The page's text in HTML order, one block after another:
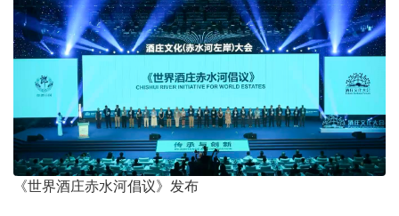
《世界酒庄赤水河倡议》发布